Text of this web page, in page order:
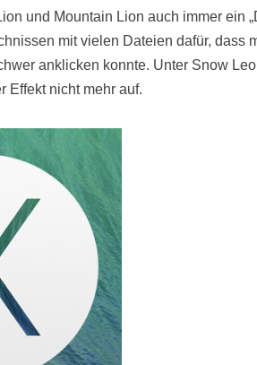
und Mountain Lion auch immer ein
mit vielen Dateien dafür, dass
anklicken konnte. Unter Snow
Effekt nicht mehr auf.